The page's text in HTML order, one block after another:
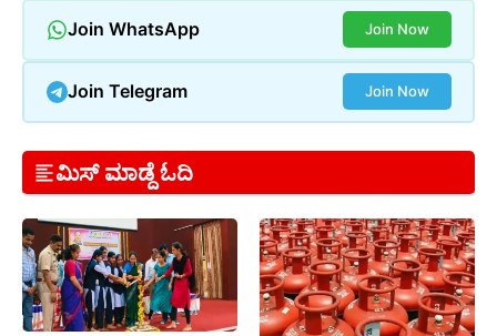
Join WhatsApp Join Now
Join Telegram Join Now
ಮಿಸ್ ಮಾಡ್ದೆ ಓದಿ